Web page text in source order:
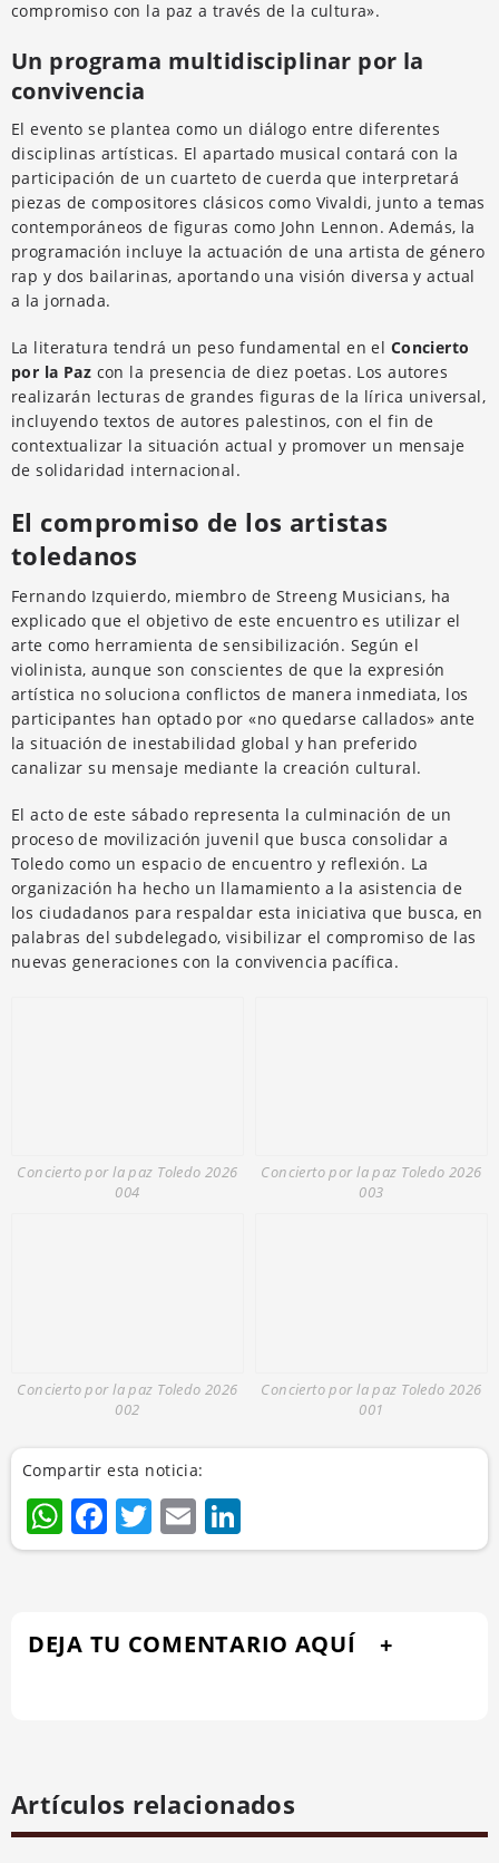
compromiso con la paz a través de la cultura».
Un programa multidisciplinar por la
convivencia
El evento se plantea como un diálogo entre diferentes
disciplinas artísticas. El apartado musical contará con la
participación de un cuarteto de cuerda que interpretará
piezas de compositores clásicos como Vivaldi, junto a temas
contemporáneos de figuras como John Lennon. Además, la
programación incluye la actuación de una artista de género
rap y dos bailarinas, aportando una visión diversa y actual
a la jornada.
La literatura tendrá un peso fundamental en el Concierto
por la Paz con la presencia de diez poetas. Los autores
realizarán lecturas de grandes figuras de la lírica universal,
incluyendo textos de autores palestinos, con el fin de
contextualizar la situación actual y promover un mensaje
de solidaridad internacional.
El compromiso de los artistas
toledanos
Fernando Izquierdo, miembro de Streeng Musicians, ha
explicado que el objetivo de este encuentro es utilizar el
arte como herramienta de sensibilización. Según el
violinista, aunque son conscientes de que la expresión
artística no soluciona conflictos de manera inmediata, los
participantes han optado por «no quedarse callados» ante
la situación de inestabilidad global y han preferido
canalizar su mensaje mediante la creación cultural.
El acto de este sábado representa la culminación de un
proceso de movilización juvenil que busca consolidar a
Toledo como un espacio de encuentro y reflexión. La
organización ha hecho un llamamiento a la asistencia de
los ciudadanos para respaldar esta iniciativa que busca, en
palabras del subdelegado, visibilizar el compromiso de las
nuevas generaciones con la convivencia pacífica.
Concierto por la paz Toledo 2026
004
Concierto por la paz Toledo 2026
003
Concierto por la paz Toledo 2026
002
Concierto por la paz Toledo 2026
001
Compartir esta noticia:
WhatsApp
Facebook
Twitter
Email
DEJA TU COMENTARIO AQUÍ
Artículos relacionados